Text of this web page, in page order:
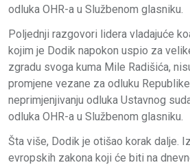
odluka OHR-a u Službenom glasniku.
Poljednji razgovori lidera vladajuće
kojim je Dodik napokon uspio za
zgradu svoga kuma Mile Radišića,
promjene vezane za odluku
neprimjenjivanju odluka Ustavnog
odluka OHR-a u Službenom glasniku.
Šta više, Dodik je otišao korak dalje.
evropskih zakona koji će biti na